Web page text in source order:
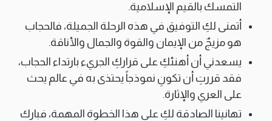
التمسك بالقيم الإسلامية.
أتمنى لكِ التوفيق في هذه الرحلة الجميلة، فالحجاب
هو مزيجٌ من الإيمان والقوة والجمال والأناقة.
يسعدني أن أهنئكِ على قراركِ الجريء بارتداء الحجاب،
فقد قررتِ أن تكونِ نموذجاً يحتذى به في عالم يحث
على العري والإثارة.
تهانينا الصادقة لكِ على هذا الخطوة المهمة، فبارك